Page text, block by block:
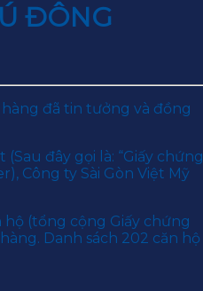
ĐÔNG
đã tin tưởng và đồng
đây gọi là: “Giấy chứng
Công ty Sài Gòn Việt Mỹ
(tổng cộng Giấy chứng
Danh sách 202 căn hộ